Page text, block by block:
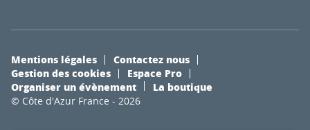
© Côte d'Azur France - 2026
Mentions légales
Contactez nous
Gestion des cookies
Espace Pro
Organiser un évènement
La boutique